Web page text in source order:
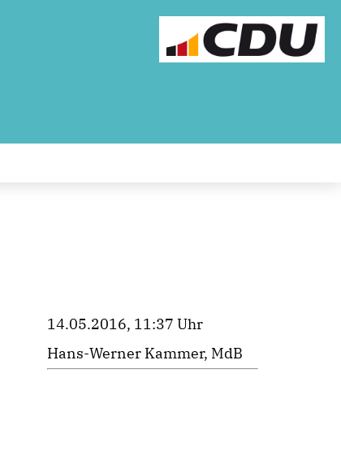
14.05.2016, 11:37 Uhr
Hans-Werner Kammer, MdB